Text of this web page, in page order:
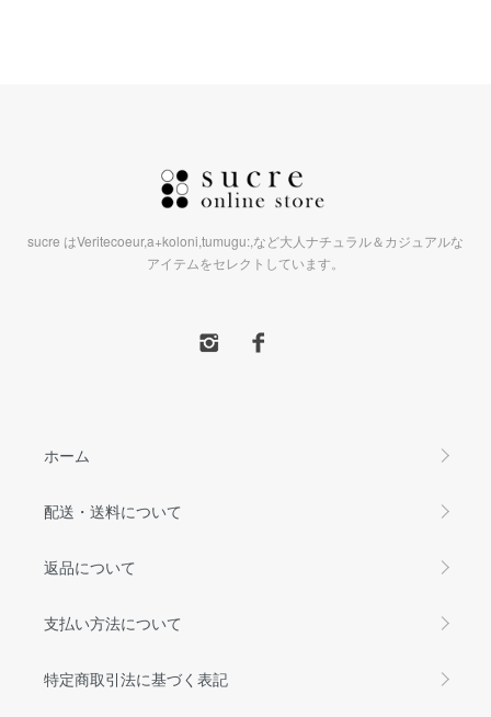
sucre はVeritecoeur,a+koloni,tumugu:,など大人ナチュラル＆カジュアルな
アイテムをセレクトしています。
ホーム
配送・送料について
返品について
支払い方法について
特定商取引法に基づく表記